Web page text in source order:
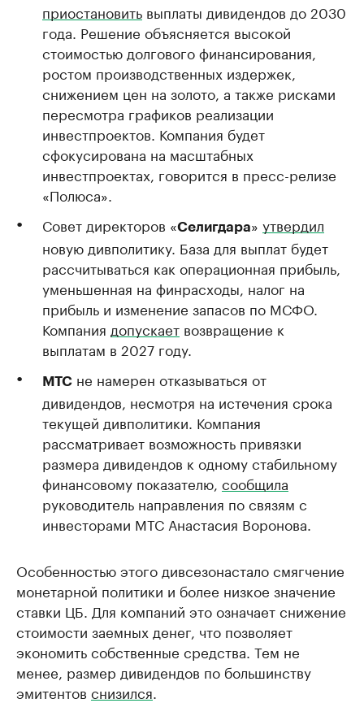
приостановить выплаты дивидендов до 2030
года. Решение объясняется высокой
стоимостью долгового финансирования,
ростом производственных издержек,
снижением цен на золото, а также рисками
пересмотра графиков реализации
инвестпроектов. Компания будет
сфокусирована на масштабных
инвестпроектах, говорится в пресс-релизе
«Полюса».
Совет директоров «Селигдара» утвердил
новую дивполитику. База для выплат будет
рассчитываться как операционная прибыль,
уменьшенная на финрасходы, налог на
прибыль и изменение запасов по МСФО.
Компания допускает возвращение к
выплатам в 2027 году.
МТС не намерен отказываться от
дивидендов, несмотря на истечения срока
текущей дивполитики. Компания
рассматривает возможность привязки
размера дивидендов к одному стабильному
финансовому показателю, сообщила
руководитель направления по связям с
инвесторами МТС Анастасия Воронова.
Особенностью этого дивсезонастало смягчение
монетарной политики и более низкое значение
ставки ЦБ. Для компаний это означает снижение
стоимости заемных денег, что позволяет
экономить собственные средства. Тем не
менее, размер дивидендов по большинству
эмитентов снизился